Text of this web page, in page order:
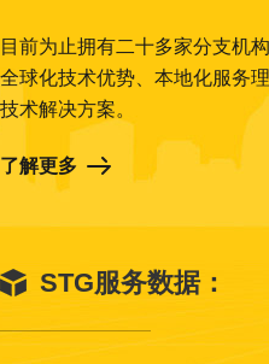
目前为止拥有二十多家分支机
全球化技术优势、本地化服务
技术解决方案。
了解更多
STG服务数据：